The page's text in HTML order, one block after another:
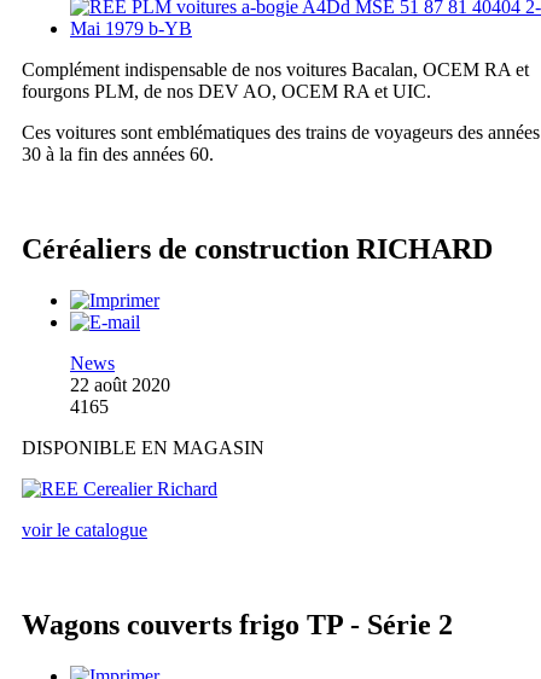
Complément indispensable de nos voitures Bacalan, OCEM RA et
fourgons PLM, de nos DEV AO, OCEM RA et UIC.
Ces voitures sont emblématiques des trains de voyageurs des années
30 à la fin des années 60.
Céréaliers de construction RICHARD
News
22 août 2020
4165
DISPONIBLE EN MAGASIN
voir le catalogue
Wagons couverts frigo TP - Série 2